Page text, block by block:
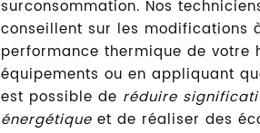
surconsommation. Nos
conseillent sur les modifications
performance thermique de votre
équipements ou en appliquant
est possible de réduire
énergétique et de réaliser des